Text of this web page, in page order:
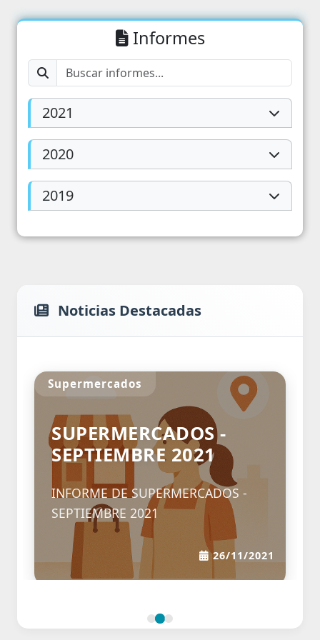
Informes
2021
2020
2019
Noticias Destacadas
Supermercados
SUPERMERCADOS -
SEPTIEMBRE 2021
INFORME DE SUPERMERCADOS -
SEPTIEMBRE 2021
26/11/2021